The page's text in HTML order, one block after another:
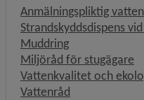
Anmälningspliktig
Strandskyddsdispens
Muddring
Miljöråd för stugägare
Vattenkvalitet och
Vattenråd